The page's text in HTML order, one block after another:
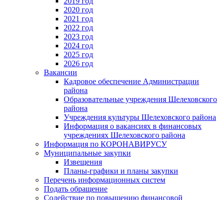
2020 год
2021 год
2022 год
2023 год
2024 год
2025 год
2026 год
Вакансии
Кадровое обеспечение Администрации
района
Образовательные учреждения Шелеховского
района
Учреждения культуры Шелеховского района
Информация о вакансиях в финансовых
учреждениях Шелеховского района
Информация по КОРОНАВИРУСУ
Муниципальные закупки
Извещения
Планы-графики и планы закупки
Перечень информационных систем
Подать обращение
Содействие по повышению финансовой